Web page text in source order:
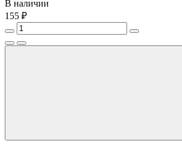
В наличии
155 ₽